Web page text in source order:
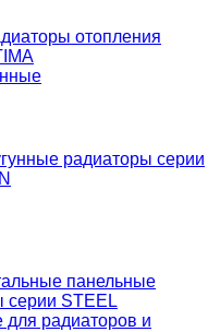
отопления
радиаторы серии
панельные
серии STEEL
радиаторов и